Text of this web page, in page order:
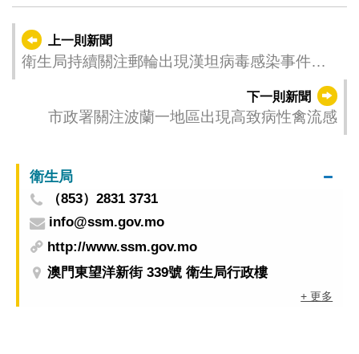
上一則新聞
衛生局持續關注郵輪出現漢坦病毒感染事件進
下一則新聞
市政署關注波蘭一地區出現高致病性禽流感
衛生局
（853）2831 3731
info@ssm.gov.mo
http://www.ssm.gov.mo
澳門東望洋新街 339號 衛生局行政樓
+ 更多